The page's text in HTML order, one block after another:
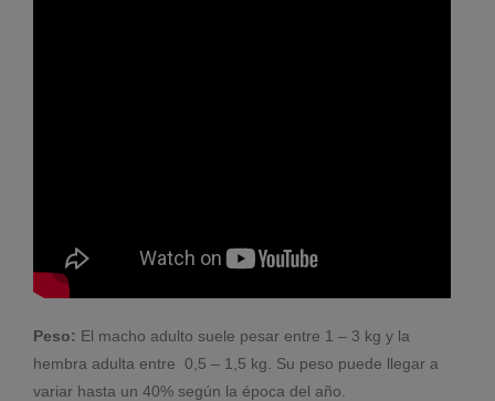
Peso: El macho adulto suele pesar entre 1 – 3 kg y la
hembra adulta entre 0,5 – 1,5 kg. Su peso puede llegar a
variar hasta un 40% según la época del año.